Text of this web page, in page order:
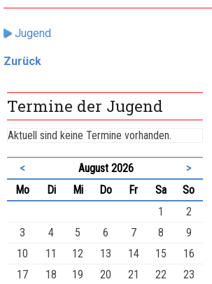
Jugend
Zurück
Termine der Jugend
Aktuell sind keine Termine vorhanden.
< August 2026
>
Montag Dienstag
Mittwoch
Donnerstag
FreitagSamstag
Sonntag
1
2
3
4 5 6 7 8
9
10
11 12 13 14 15
16
17
18 19 20 21 22 23